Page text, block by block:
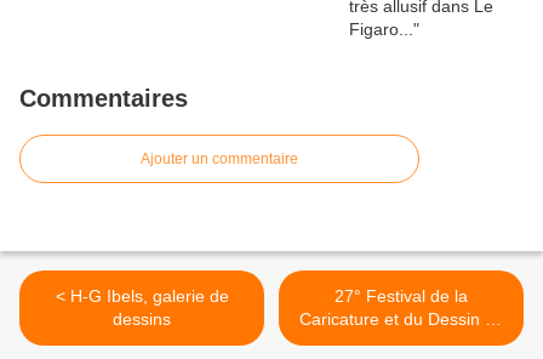
Commentaires
Ajouter un commentaire
< H-G Ibels, galerie de
dessins
27° Festival de la
Caricature et du Dessin de
Presse de Castelnaudary >